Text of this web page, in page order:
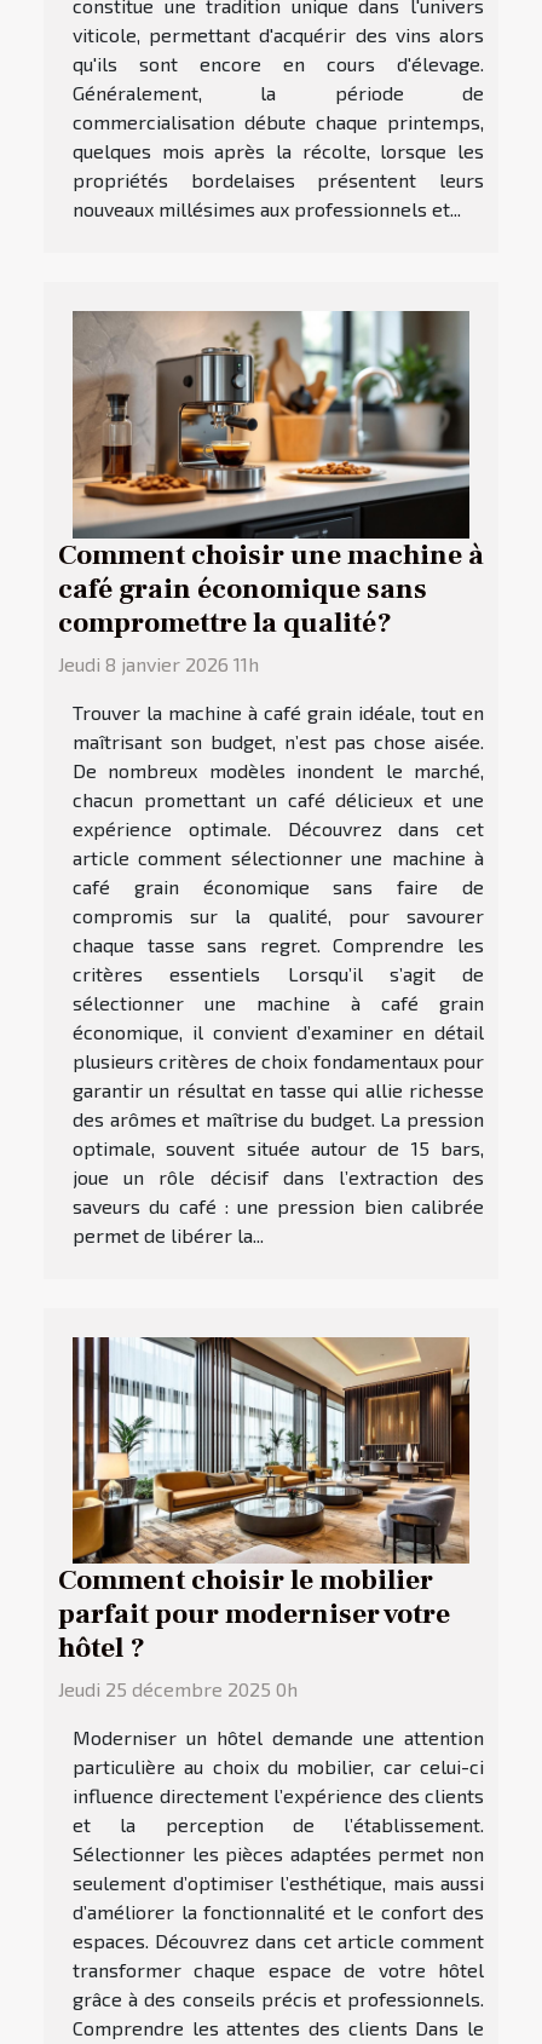
constitue une tradition unique dans l'univers
viticole, permettant d'acquérir des vins alors
qu'ils sont encore en cours d'élevage.
Généralement, la période de
commercialisation débute chaque printemps,
quelques mois après la récolte, lorsque les
propriétés bordelaises présentent leurs
nouveaux millésimes aux professionnels et...
Comment choisir une machine à
café grain économique sans
compromettre la qualité?
Jeudi 8 janvier 2026 11h
Trouver la machine à café grain idéale, tout en
maîtrisant son budget, n’est pas chose aisée.
De nombreux modèles inondent le marché,
chacun promettant un café délicieux et une
expérience optimale. Découvrez dans cet
article comment sélectionner une machine à
café grain économique sans faire de
compromis sur la qualité, pour savourer
chaque tasse sans regret. Comprendre les
critères essentiels Lorsqu’il s’agit de
sélectionner une machine à café grain
économique, il convient d’examiner en détail
plusieurs critères de choix fondamentaux pour
garantir un résultat en tasse qui allie richesse
des arômes et maîtrise du budget. La pression
optimale, souvent située autour de 15 bars,
joue un rôle décisif dans l’extraction des
saveurs du café : une pression bien calibrée
permet de libérer la...
Comment choisir le mobilier
parfait pour moderniser votre
hôtel ?
Jeudi 25 décembre 2025 0h
Moderniser un hôtel demande une attention
particulière au choix du mobilier, car celui-ci
influence directement l’expérience des clients
et la perception de l’établissement.
Sélectionner les pièces adaptées permet non
seulement d’optimiser l’esthétique, mais aussi
d’améliorer la fonctionnalité et le confort des
espaces. Découvrez dans cet article comment
transformer chaque espace de votre hôtel
grâce à des conseils précis et professionnels.
Comprendre les attentes des clients Dans le